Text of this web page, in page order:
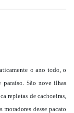
o ano todo, o
São nove ilhas
repletas de cachoeiras,
moradores desse pacato